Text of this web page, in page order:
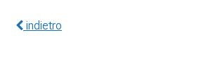
indietro